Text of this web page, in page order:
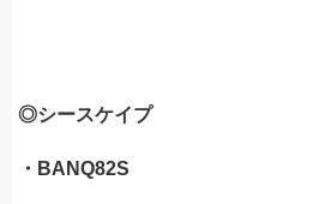
◎シースケイプ
・BANQ82S